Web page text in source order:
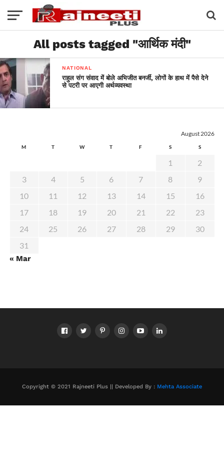
All posts tagged "आर्थिक मंदी"
NATIONAL
राहुल संग संवाद में बोले अभिजीत बनर्जी, लोगों के हाथ में पैसे देने
से पटरी पर आएगी अर्थव्यवस्था
August 2026
M T W T F S S
1
2
3
4 5 6 7 8
9
10
11 12 13 14 15
16
17
18 19 20 21 22
23
24
25 26 27 28 29
30
31
« Mar
Copyright © 2021 Rajneeti Plus || Developed By : Mehta Associate